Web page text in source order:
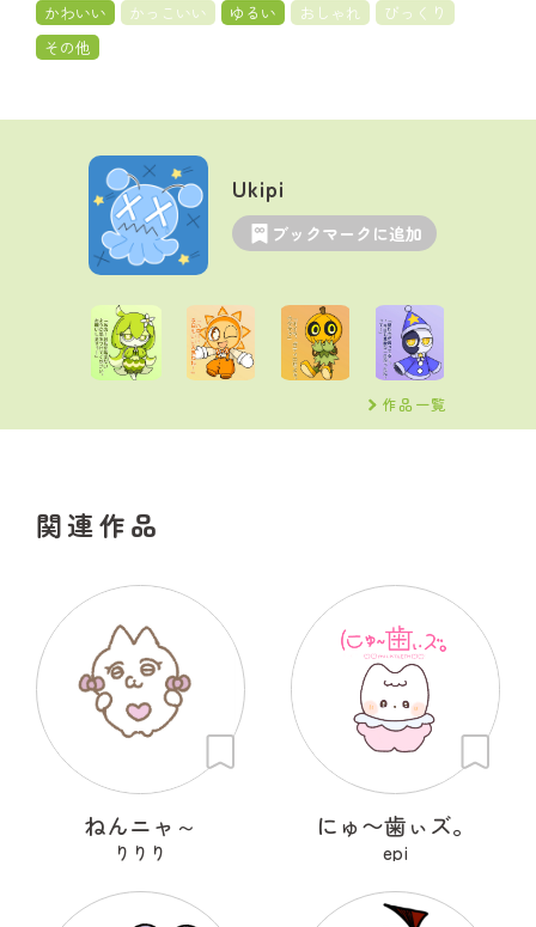
かわいい
かっこいい ゆるい おしゃれ
びっくり
その他
Ukipi
ブックマークに追加
作品一覧
関連作品
ねんニャ～
りりり
にゅ〜歯ぃズ。
epi